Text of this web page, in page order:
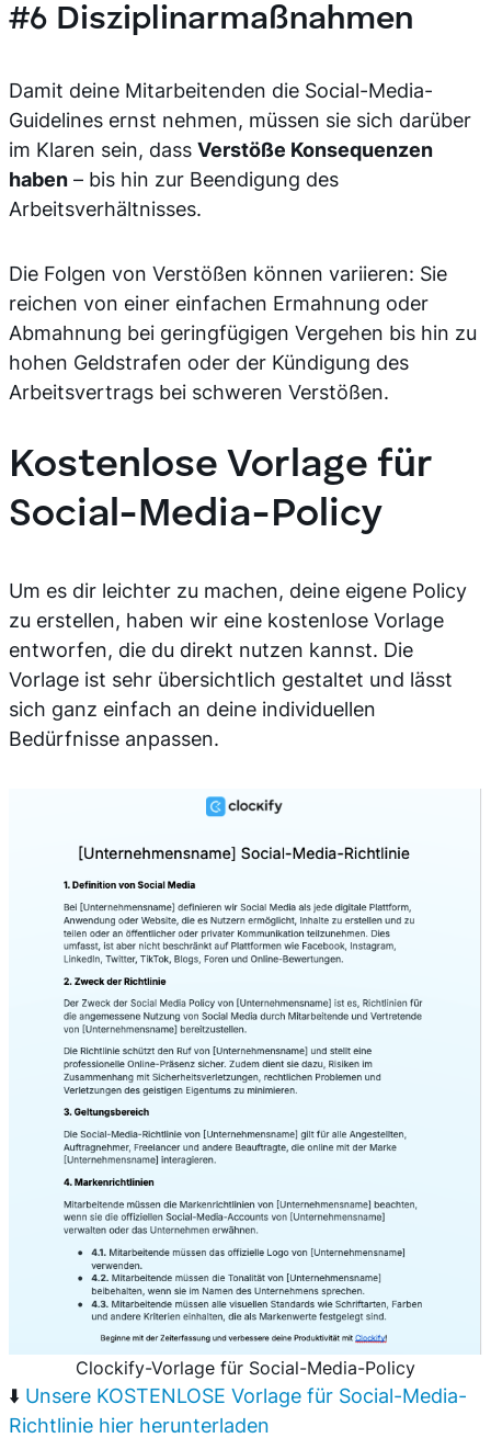
#6 Disziplinarmaßnahmen
Damit deine Mitarbeitenden die Social-Media-
Guidelines ernst nehmen, müssen sie sich darüber
im Klaren sein, dass Verstöße Konsequenzen
haben – bis hin zur Beendigung des
Arbeitsverhältnisses.
Die Folgen von Verstößen können variieren: Sie
reichen von einer einfachen Ermahnung oder
Abmahnung bei geringfügigen Vergehen bis hin zu
hohen Geldstrafen oder der Kündigung des
Arbeitsvertrags bei schweren Verstößen.
Kostenlose Vorlage für
Social-Media-Policy
Um es dir leichter zu machen, deine eigene Policy
zu erstellen, haben wir eine kostenlose Vorlage
entworfen, die du direkt nutzen kannst. Die
Vorlage ist sehr übersichtlich gestaltet und lässt
sich ganz einfach an deine individuellen
Bedürfnisse anpassen.
Clockify-Vorlage für Social-Media-Policy
⬇️ Unsere KOSTENLOSE Vorlage für Social-Media-
Richtlinie hier herunterladen